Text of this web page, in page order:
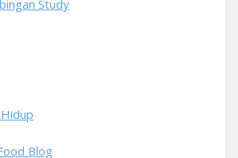
Study
Blog